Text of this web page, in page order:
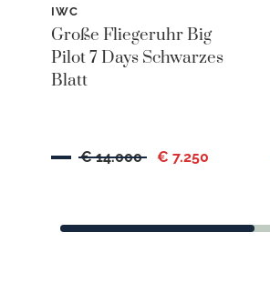
IWC
Große Fliegeruhr Big
Pilot 7 Days Schwarzes
Blatt
€ 14.000 € 7.250